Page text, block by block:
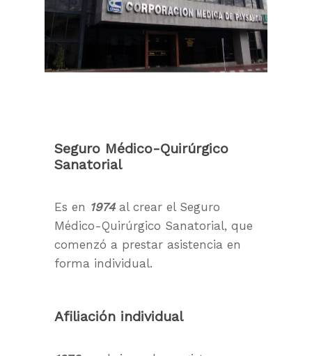
Seguro Médico-Quirúrgico
Sanatorial
Es en 1974 al crear el Seguro
Médico-Quirúrgico Sanatorial, que
comenzó a prestar asistencia en
forma individual.
Afiliación individual